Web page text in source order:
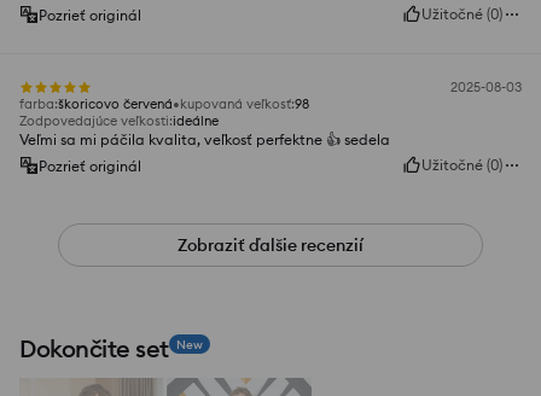
Pozrieť originál
Užitočné (0)
2025-08-03
farba:škoricovo červená kupovaná veľkosť:98
Zodpovedajúce veľkosti:ideálne
Veľmi sa mi páčila kvalita, veľkosť perfektne 👍️ sedela
Pozrieť originál
Užitočné (0)
Zobraziť ďalšie recenzií
Dokončite set New